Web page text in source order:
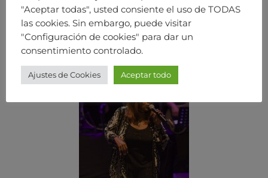
"Aceptar todas", usted consiente el uso de TODAS
las cookies. Sin embargo, puede visitar
"Configuración de cookies" para dar un
consentimiento controlado.
Ajustes de Cookies Aceptar todo